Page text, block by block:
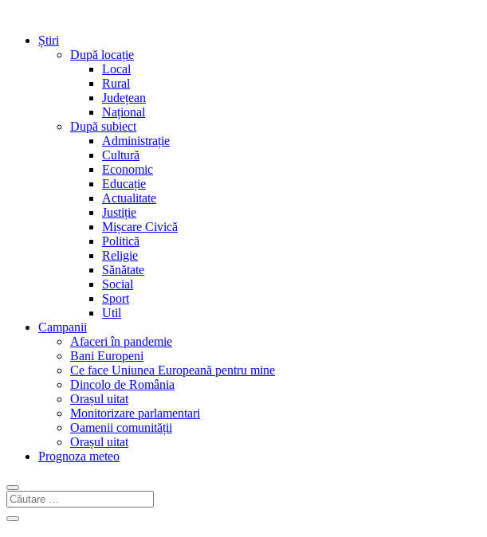
Știri
După locație
Local
Rural
Județean
Național
După subiect
Administrație
Cultură
Economic
Educație
Actualitate
Justiție
Mișcare Civică
Politică
Religie
Sănătate
Social
Sport
Util
Campanii
Afaceri în pandemie
Bani Europeni
Ce face Uniunea Europeană pentru mine
Dincolo de România
Orașul uitat
Monitorizare parlamentari
Oamenii comunității
Orașul uitat
Prognoza meteo